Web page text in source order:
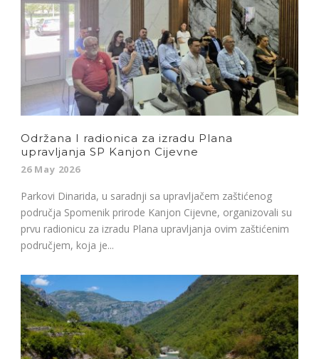
Održana I radionica za izradu Plana
upravljanja SP Kanjon Cijevne
26 May 2026
Parkovi Dinarida, u saradnji sa upravljačem zaštićenog
područja Spomenik prirode Kanjon Cijevne, organizovali su
prvu radionicu za izradu Plana upravljanja ovim zaštićenim
područjem, koja je...